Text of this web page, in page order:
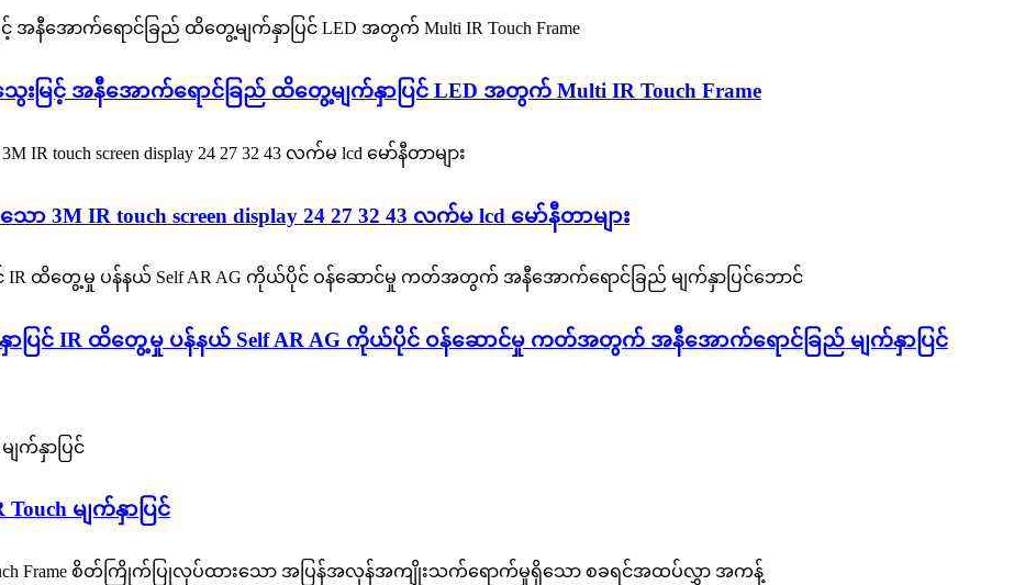
ြင့် အနီအောက်ရောင်ခြည် ထိတွေ့မျက်နှာပြင် LED အတွက် Multi IR Touch Frame
IR touch screen display 24 27 32 43 လက်မ lcd မော်နီတာများ
ာပြင် IR ထိတွေ့မှု ပန်နယ် Self AR AG ကိုယ်ပိုင် ဝန်ဆောင်မှု ကတ်အတွက် အနီအောက်ရောင်ခြည် မျက်နှာပြင်
မျက်နှာပြင်